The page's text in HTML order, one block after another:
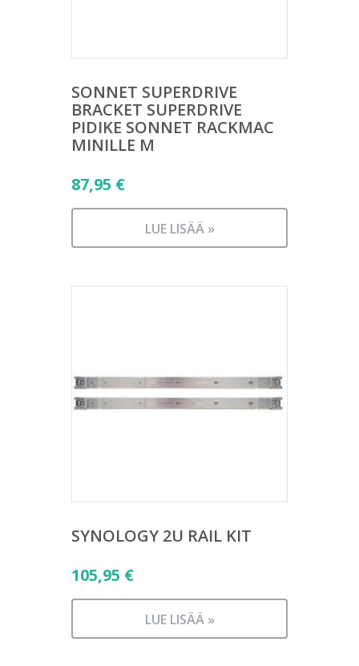
SONNET SUPERDRIVE
BRACKET SUPERDRIVE
PIDIKE SONNET RACKMAC
MINILLE M
87,95 €
LUE LISÄÄ »
SYNOLOGY 2U RAIL KIT
105,95 €
LUE LISÄÄ »